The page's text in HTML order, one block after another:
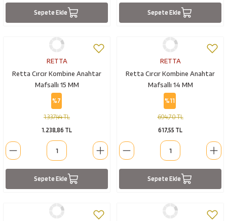
Sepete Ekle Sepete Ekle
RETTA
Retta Cırcır Kombine Anahtar
Mafsallı 15 MM
%7
1.337,44 TL
1.238,86 TL
Sepete Ekle
RETTA
Retta Cırcır Kombine Anahtar
Mafsallı 14 MM
%11
694,70 TL
617,55 TL
Sepete Ekle